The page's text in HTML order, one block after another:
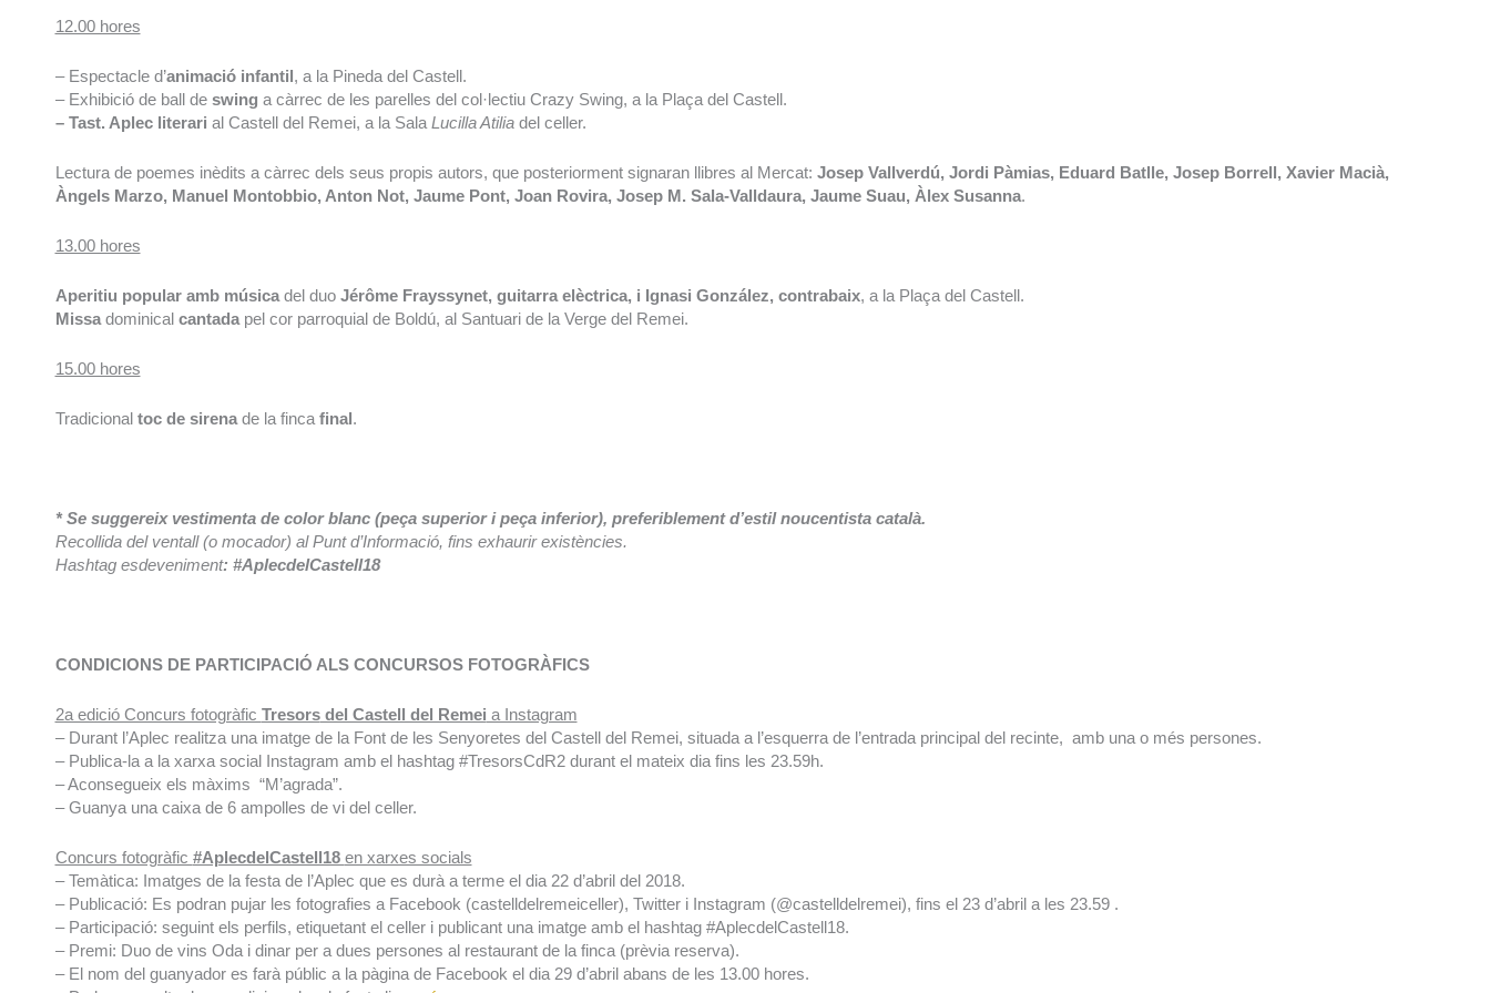
12.00 hores
– Espectacle d’animació infantil, a la Pineda del Castell.
– Exhibició de ball de swing a càrrec de les parelles del col·lectiu Crazy Swing, a la Plaça del Castell.
– Tast. Aplec literari al Castell del Remei, a la Sala Lucilla Atilia del celler.
Lectura de poemes inèdits a càrrec dels seus propis autors, que posteriorment signaran llibres al Mercat: Josep Vallverdú, Jordi Pàmias, Eduard Batlle, Josep Borrell, Xavier Macià,
Àngels Marzo, Manuel Montobbio, Anton Not, Jaume Pont, Joan Rovira, Josep M. Sala-Valldaura, Jaume Suau, Àlex Susanna.
13.00 hores
Aperitiu popular amb músicadel duo Jérôme Frayssynet, guitarra elèctrica, i Ignasi González, contrabaix, a la Plaça del Castell.
Missadominical cantadapel cor parroquial de Boldú, al Santuari de la Verge del Remei.
15.00 hores
Tradicionaltoc de sirenade la finca final.
* Se suggereix vestimenta de color blanc (peça superior i peça inferior), preferiblement d’estil noucentista català.
Recollida del ventall (o mocador) al Punt d’Informació, fins exhaurir existències.
Hashtag esdeveniment: #AplecdelCastell18
CONDICIONS DE PARTICIPACIÓ ALS CONCURSOS FOTOGRÀFICS
2a edició Concurs fotogràfic Tresorsdel Castell del Remei a Instagram
– Durant l’Aplec realitza una imatge de la Font de les Senyoretes del Castell del Remei, situada a l’esquerra de l’entrada principal del recinte, amb una o més persones.
– Publica-la a la xarxa social Instagram amb el hashtag #TresorsCdR2 durant el mateix dia fins les 23.59h.
– Aconsegueix els màxims “M’agrada”.
– Guanya una caixa de 6 ampolles de vi del celler.
Concurs fotogràfic #AplecdelCastell18 en xarxes socials
– Temàtica: Imatges de la festa de l’Aplec que es durà a terme el dia 22 d’abril del 2018.
– Publicació: Es podran pujar les fotografies a Facebook (castelldelremeiceller), Twitter i Instagram (@castelldelremei), fins el 23 d’abril a les 23.59 .
– Participació: seguint els perfils, etiquetant el celler i publicant una imatge amb el hashtag #AplecdelCastell18.
– Premi: Duo de vins Oda i dinar per a dues persones al restaurant de la finca (prèvia reserva).
– El nom del guanyador es farà públic a la pàgina de Facebook el dia 29 d’abril abans de les 13.00 hores.